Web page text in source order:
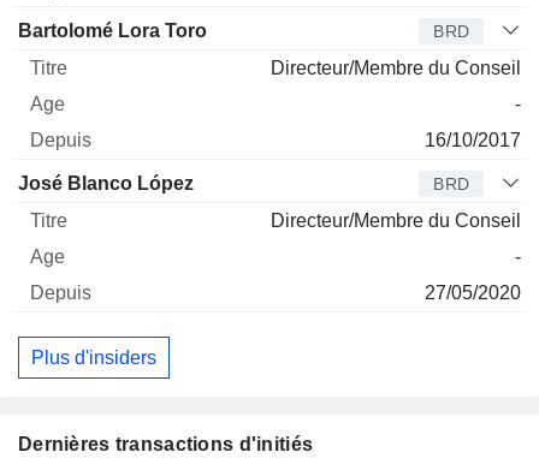
Bartolomé Lora Toro BRD
Directeur/Membre du Conseil
-
16/10/2017
José Blanco López BRD
Directeur/Membre du Conseil
-
27/05/2020
Plus d'insiders
Dernières transactions d'initiés